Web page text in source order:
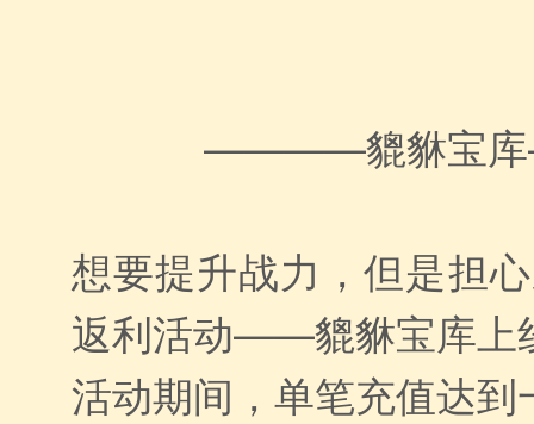
————貔貅宝
想要提升战力，但是担
返利活动——貔貅宝库上
活动期间，单笔充值达